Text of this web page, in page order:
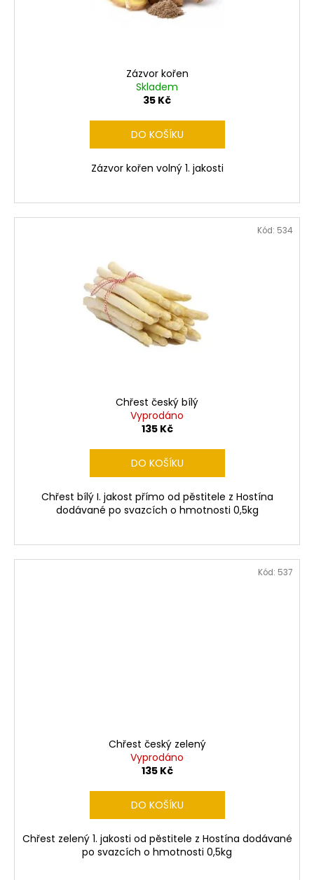
Zázvor kořen
Skladem
35 Kč
DO KOŠÍKU
Zázvor kořen volný 1. jakosti
Chřest český bílý
Vyprodáno
135 Kč
DO KOŠÍKU
Chřest bílý I. jakost přímo od pěstitele z Hostína
dodávané po svazcích o hmotnosti 0,5kg
Kód: 534
Chřest český zelený
Vyprodáno
135 Kč
DO KOŠÍKU
Chřest zelený 1. jakosti od pěstitele z Hostína dodávané
po svazcích o hmotnosti 0,5kg
Kód: 537